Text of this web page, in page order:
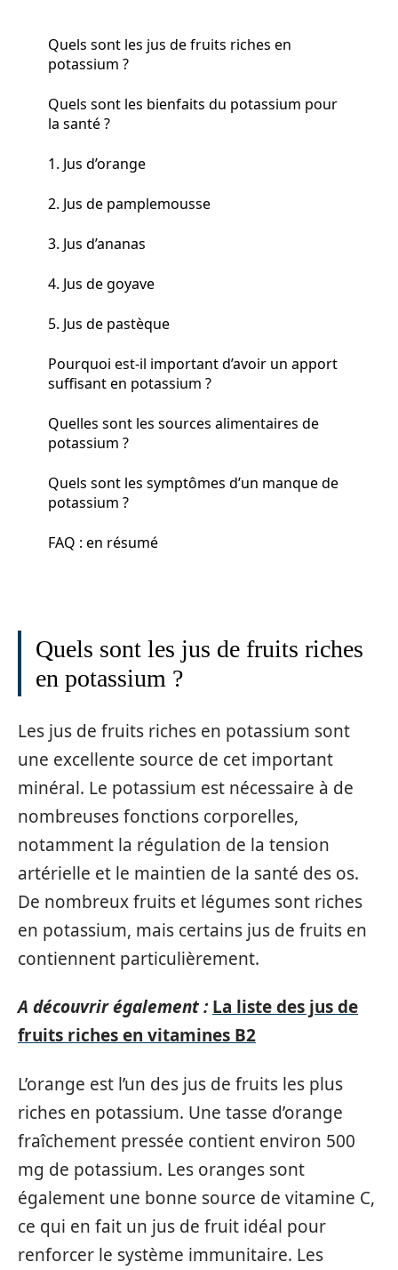
Quels sont les jus de fruits riches en
potassium ?
Quels sont les bienfaits du potassium pour
la santé ?
1. Jus d’orange
2. Jus de pamplemousse
3. Jus d’ananas
4. Jus de goyave
5. Jus de pastèque
Pourquoi est-il important d’avoir un apport
suffisant en potassium ?
Quelles sont les sources alimentaires de
potassium ?
Quels sont les symptômes d’un manque de
potassium ?
FAQ : en résumé
Quels sont les jus de fruits riches
en potassium ?
Les jus de fruits riches en potassium sont
une excellente source de cet important
minéral. Le potassium est nécessaire à de
nombreuses fonctions corporelles,
notamment la régulation de la tension
artérielle et le maintien de la santé des os.
De nombreux fruits et légumes sont riches
en potassium, mais certains jus de fruits en
contiennent particulièrement.
A découvrir également : La liste des jus de
fruits riches en vitamines B2
L’orange est l’un des jus de fruits les plus
riches en potassium. Une tasse d’orange
fraîchement pressée contient environ 500
mg de potassium. Les oranges sont
également une bonne source de vitamine C,
ce qui en fait un jus de fruit idéal pour
renforcer le système immunitaire. Les